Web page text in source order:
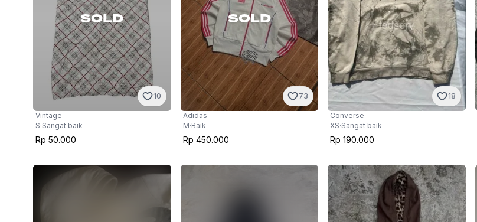
SOLD
10
Vintage
S·Sangat baik
Rp 50.000
SOLD
73
Adidas
M·Baik
Rp 450.000
18
Converse
XS·Sangat baik
Rp 190.000